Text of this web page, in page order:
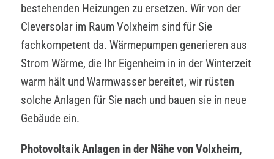
bestehenden Heizungen zu ersetzen. Wir von der
Cleversolar im Raum Volxheim sind für Sie
fachkompetent da. Wärmepumpen generieren aus
Strom Wärme, die Ihr Eigenheim in in der Winterzeit
warm hält und Warmwasser bereitet, wir rüsten
solche Anlagen für Sie nach und bauen sie in neue
Gebäude ein.
Photovoltaik Anlagen in der Nähe von Volxheim,